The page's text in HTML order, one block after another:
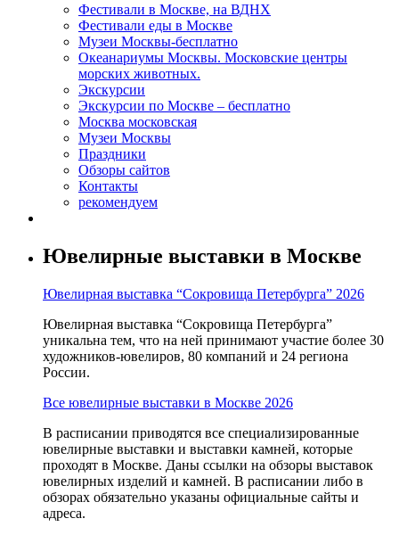
Фестивали в Москве, на ВДНХ
Фестивали еды в Москве
Музеи Москвы-бесплатно
Океанариумы Москвы. Московские центры
морских животных.
Экскурсии
Экскурсии по Москве – бесплатно
Москва московская
Музеи Москвы
Праздники
Обзоры сайтов
Контакты
рекомендуем
Ювелирные выставки в Москве
Ювелирная выставка “Сокровища Петербурга” 2026
Ювелирная выставка “Сокровища Петербурга”
уникальна тем, что на ней принимают участие более 30
художников-ювелиров, 80 компаний и 24 региона
России.
Все ювелирные выставки в Москве 2026
В расписании приводятся все специализированные
ювелирные выставки и выставки камней, которые
проходят в Москве. Даны ссылки на обзоры выставок
ювелирных изделий и камней. В расписании либо в
обзорах обязательно указаны официальные сайты и
адреса.